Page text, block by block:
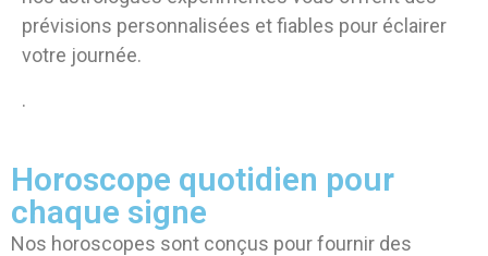
prévisions personnalisées et fiables pour éclairer
votre journée.
.
Horoscope quotidien pour
chaque signe
Nos horoscopes sont conçus pour fournir des